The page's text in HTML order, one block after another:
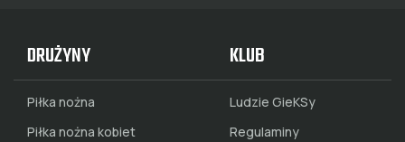
DRUŻYNY
Piłka nożna
Piłka nożna kobiet
KLUB
Ludzie GieKSy
Regulaminy